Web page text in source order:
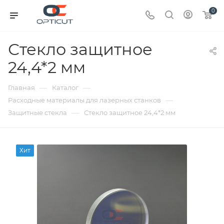
0
Стекло защитное
24,4*2 мм
Главная — Каталог —
Расходные материалы для лазерных станков —
Защитные стекла — Стекло защитное 24,4*2 мм
Хит